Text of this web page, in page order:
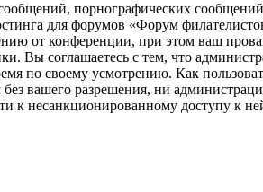
порнографических
для форумов «Форум
от конференции, при этом ваш
Вы соглашаетесь с тем, что
по своему усмотрению. Как
вашего разрешения, ни
к несанкционированному доступу к